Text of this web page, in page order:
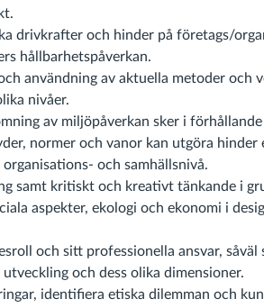
drivkrafter och hinder på företags/
hållbarhetspåverkan.
användning av aktuella metoder och
nivåer.
av miljöpåverkan sker i
normer och vanor kan utgöra
och samhällsnivå.
samt kritiskt och kreativt tänkande i
aspekter, ekologi och ekonomi i
och sitt professionella ansvar, såväl
och dess olika dimensioner.
identifiera etiska dilemman och